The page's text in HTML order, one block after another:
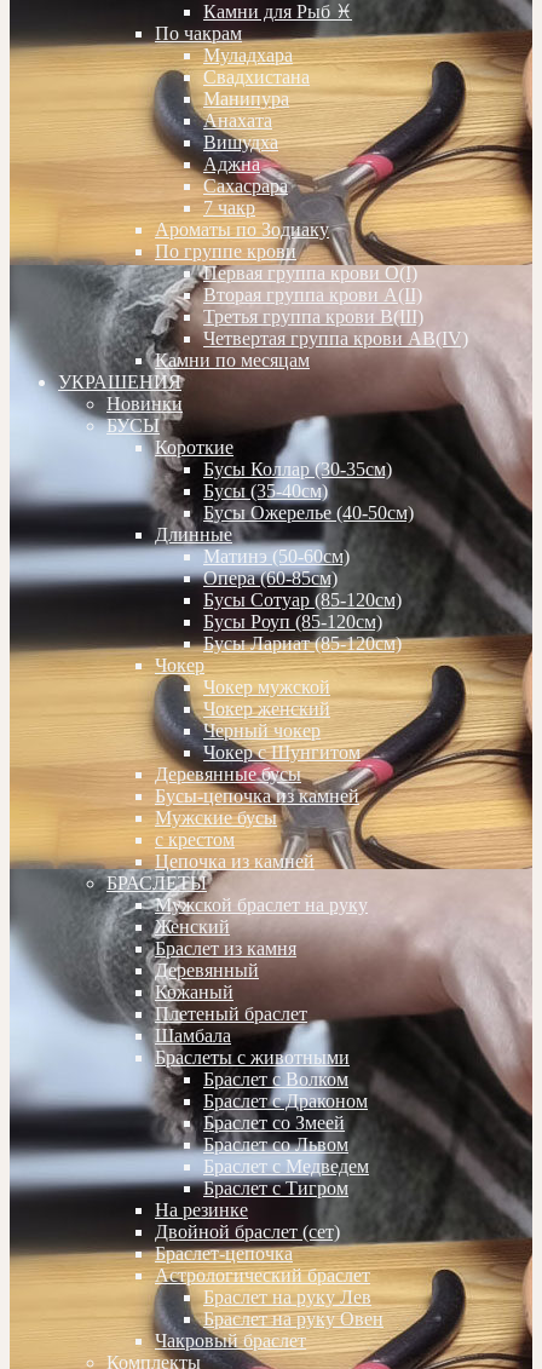
Камни для Рыб ♓️
По чакрам
Муладхара
Свадхистана
Манипура
Анахата
Вишудха
Аджна
Сахасрара
7 чакр
Ароматы по Зодиаку
По группе крови
Первая группа крови О(I)
Вторая группа крови А(II)
Третья группа крови В(III)
Четвертая группа крови АВ(IV)
Камни по месяцам
УКРАШЕНИЯ
Новинки
БУСЫ
Короткие
Бусы Коллар (30-35см)
Бусы (35-40см)
Бусы Ожерелье (40-50см)
Длинные
Матинэ (50-60см)
Опера (60-85см)
Бусы Сотуар (85-120см)
Бусы Роуп (85-120см)
Бусы Лариат (85-120см)
Чокер
Чокер мужской
Чокер женский
Черный чокер
Чокер с Шунгитом
Деревянные бусы
Бусы-цепочка из камней
Мужские бусы
с крестом
Цепочка из камней
БРАСЛЕТЫ
Мужской браслет на руку
Женский
Браслет из камня
Деревянный
Кожаный
Плетеный браслет
Шамбала
Браслеты с животными
Браслет с Волком
Браслет с Драконом
Браслет со Змеей
Браслет со Львом
Браслет с Медведем
Браслет с Тигром
На резинке
Двойной браслет (сет)
Браслет-цепочка
Астрологический браслет
Браслет на руку Лев
Браслет на руку Овен
Чакровый браслет
Комплекты